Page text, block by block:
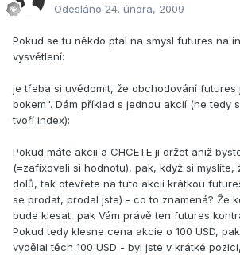
Odesláno 24. února, 2009
Pokud se tu někdo ptal na smysl futures na
vysvětlení:
je třeba si uvědomit, že obchodování futures
bokem". Dám příklad s jednou akcíí (ne tedy
tvoří index):
Pokud máte akcii a CHCETE ji držet aniž
(=zafixovali si hodnotu), pak, když si myslíte,
dolů, tak otevřete na tuto akcii krátkou
se prodat, prodal jste) - co to znamená? Že
bude klesat, pak Vám právě ten futures
Pokud tedy klesne cena akcie o 100 USD,
vydělal těch 100 USD - byl jste v krátké